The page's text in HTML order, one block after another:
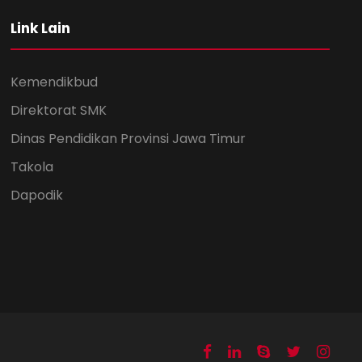
Link Lain
Kemendikbud
Direktorat SMK
Dinas Pendidikan Provinsi Jawa Timur
Takola
Dapodik